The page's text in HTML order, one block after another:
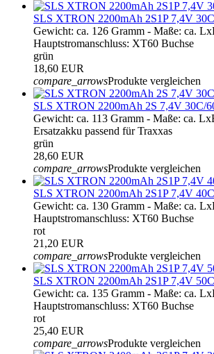
SLS XTRON 2200mAh 2S1P 7,4V
Gewicht: ca. 126 Gramm - Maße: ca.
Hauptstromanschluss: XT60 Buchse
grün
18,60 EUR
compare_arrowsProdukte vergleichen
SLS XTRON 2200mAh 2S 7,4V 30C/
Gewicht: ca. 113 Gramm - Maße: ca.
Ersatzakku passend für Traxxas
grün
28,60 EUR
compare_arrowsProdukte vergleichen
SLS XTRON 2200mAh 2S1P 7,4V
Gewicht: ca. 130 Gramm - Maße: ca.
Hauptstromanschluss: XT60 Buchse
rot
21,20 EUR
compare_arrowsProdukte vergleichen
SLS XTRON 2200mAh 2S1P 7,4V
Gewicht: ca. 135 Gramm - Maße: ca.
Hauptstromanschluss: XT60 Buchse
rot
25,40 EUR
compare_arrowsProdukte vergleichen